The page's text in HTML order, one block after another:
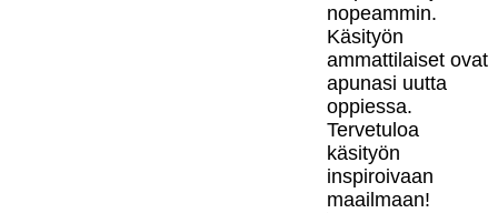
nopeammin.
Käsityön
ammattilaiset ovat
apunasi uutta
oppiessa.
Tervetuloa
käsityön
inspiroivaan
maailmaan!